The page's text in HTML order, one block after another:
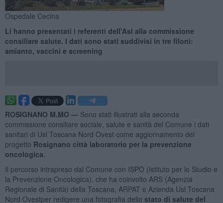
Ospedale Cecina
Li hanno presentati i referenti dell'Asl alla commissione
consiliare salute. I dati sono stati suddivisi in tre filoni:
amianto, vaccini e screening
ROSIGNANO M.MO — Sono stati illustrati alla seconda
commissione consiliare sociale, salute e sanità del Comune i dati
sanitari di Usl Toscana Nord Ovest come aggiornamento del
progetto Rosignano città laboratorio per la prevenzione
oncologica
Il percorso intrapreso dal Comune con ISPO (Istituto per lo Studio e
la Prevenzione Oncologica), che ha coinvolto ARS (Agenzia
Regionale di Sanità) della Toscana, ARPAT e Azienda Usl Toscana
Nord Ovestper redigere una fotografia dello stato di salute del